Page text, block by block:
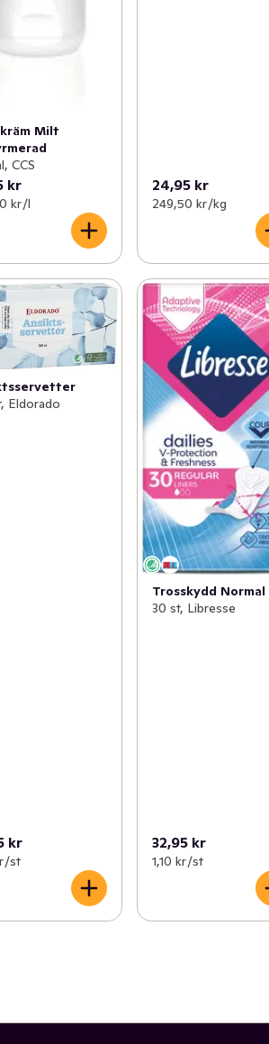
Milt
CCS
kr
kr /l
24,95 kr
249,50 kr /kg
Eldorado
kr
/st
Trosskydd Normal
30 st, Libresse
32,95 kr
1,10 kr /st